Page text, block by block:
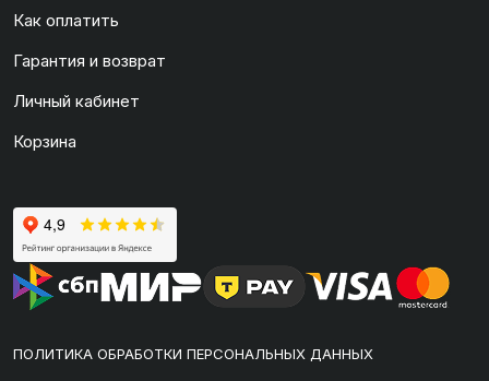
Как оплатить
Гарантия и возврат
Личный кабинет
Корзина
ПОЛИТИКА ОБРАБОТКИ ПЕРСОНАЛЬНЫХ ДАННЫХ